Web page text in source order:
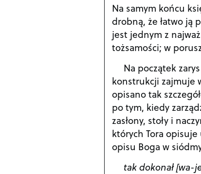
Na samym końcu
drobną, że łatwo ją
jest jednym z
tożsamości; w
Na początek
konstrukcji zajmuje
opisano tak
po tym, kiedy
zasłony, stoły i
których Tora
opisu Boga w
tak dokonał [wa-